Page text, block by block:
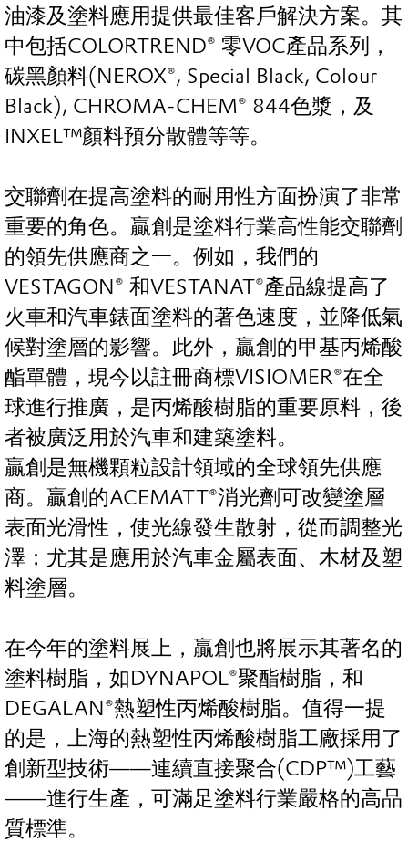
油漆及塗料應用提供最佳客戶解決方案。其
中包括COLORTREND® 零VOC產品系列，
碳黑顏料(NEROX®, Special Black, Colour
Black), CHROMA-CHEM® 844色漿，及
INXEL™顏料預分散體等等。
交聯劑在提高塗料的耐用性方面扮演了非常
重要的角色。贏創是塗料行業高性能交聯劑
的領先供應商之一。例如，我們的
VESTAGON® 和VESTANAT®產品線提高了
火車和汽車錶面塗料的著色速度，並降低氣
候對塗層的影響。此外，贏創的甲基丙烯酸
酯單體，現今以註冊商標VISIOMER®在全
球進行推廣，是丙烯酸樹脂的重要原料，後
者被廣泛用於汽車和建築塗料。
贏創是無機顆粒設計領域的全球領先供應
商。贏創的ACEMATT®消光劑可改變塗層
表面光滑性，使光線發生散射，從而調整光
澤；尤其是應用於汽車金屬表面、木材及塑
料塗層。
在今年的塗料展上，贏創也將展示其著名的
塗料樹脂，如DYNAPOL®聚酯樹脂，和
DEGALAN®熱塑性丙烯酸樹脂。值得一提
的是，上海的熱塑性丙烯酸樹脂工廠採用了
創新型技術——連續直接聚合(CDP™)工藝
——進行生產，可滿足塗料行業嚴格的高品
質標準。